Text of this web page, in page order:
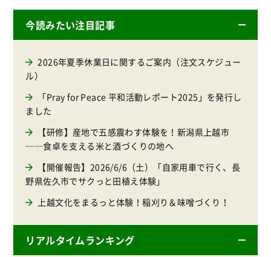
今読みたい注目記事
2026年夏季休業日に関するご案内（注文スケジュー
ル）
「Pray for Peace 平和活動レポート2025」を発行し
ました
【研修】産地で五感震わす体験を！新潟県上越市
──食卓を支える米と酒づくりの地へ
【開催報告】2026/6/6（土）「自家用車で行く、長
野県佐久市でサクっと田植え体験」
上越文化をまるっと体験！稲刈り＆味噌づくり！
リアルタイムランキング